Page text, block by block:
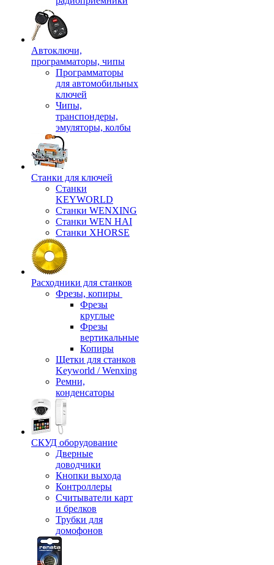
Автоключи,
программаторы, чипы
Программаторы
для автомобильных
ключей
Чипы,
транспондеры,
эмуляторы, колбы
Станки для ключей
Станки
KEYWORLD
Станки WENXING
Станки WEN HAI
Станки XHORSE
Расходники для станков
Фрезы, копиры
Фрезы
круглые
Фрезы
вертикальные
Копиры
Щетки для станков
Keyworld / Wenxing
Ремни,
конденсаторы
СКУД оборудование
Дверные
доводчики
Кнопки выхода
Контроллеры
Считыватели карт
и брелков
Трубки для
домофонов